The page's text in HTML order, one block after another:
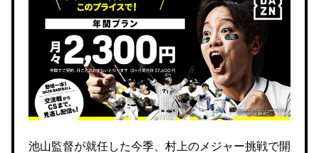
池山監督が就任した今季、村上のメジャー挑戦で開